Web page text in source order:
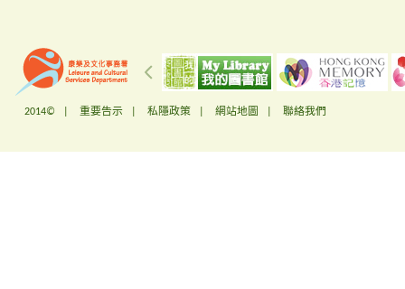
2014© | 重要告示 私隱政策 網站地圖 聯絡我們